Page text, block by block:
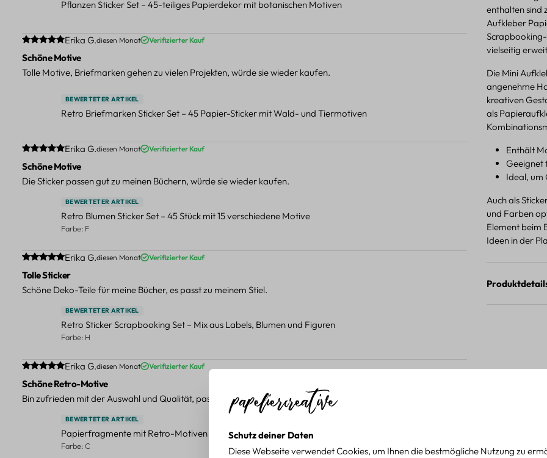
enthalten sind
Aufkleber
vielseitig
Die Mini
angenehme
kreativen
als
Enthält
Geeignet
Ideal, um
Auch als
und Farben
Element beim
Ideen in der
Pflanzen Sticker Set – 45-teiliges Papierdekor mit botanischen Motiven
Durchschnittliche Bewertung von 5 von 5 Sternen
Erika G.diesen Monat Verifizierter Kauf
Schöne Motive
Tolle Motive, Briefmarken gehen zu vielen Projekten, würde sie wieder kaufen.
BEWERTETER ARTIKEL
Retro Briefmarken Sticker Set – 45 Papier-Sticker mit Wald- und Tiermotiven
Durchschnittliche Bewertung von 5 von 5 Sternen
Erika G.diesen Monat Verifizierter Kauf
Schöne Motive
Die Sticker passen gut zu meinen Büchern, würde sie wieder kaufen.
BEWERTETER ARTIKEL
Retro Blumen Sticker Set – 45 Stück mit 15 verschiedene Motive
Farbe: F
Durchschnittliche Bewertung von 5 von 5 Sternen
Erika G.diesen Monat Verifizierter Kauf
Tolle Sticker
Schöne Deko-Teile für meine Bücher, es passt zu meinem Stiel.
BEWERTETER ARTIKEL
Retro Sticker Scrapbooking Set – Mix aus Labels, Blumen und Figuren
Farbe: H
Durchschnittliche Bewertung von 5 von 5 Sternen
Erika G.diesen Monat Verifizierter Kauf
Schöne Retro-Motive
Bin zufrieden mit der Auswahl und Qualität, passt gut zu meinen Projekten.
BEWERTETER ARTIKEL
Papierfragmente mit Retro-Motiven – 40-teiliges Set für kreative Projekte
Farbe: C
Schutz deiner Daten
Diese Webseite verwendet Cookies, um Ihnen die bestmögliche Nutzung zu